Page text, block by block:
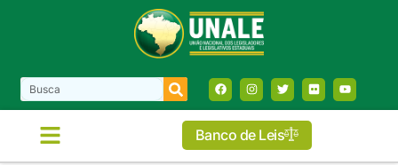
Banco de Leis